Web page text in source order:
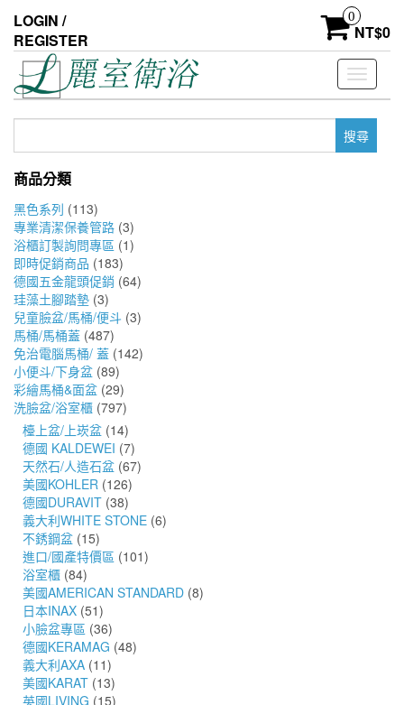
the
content
LOGIN /
REGISTER
0
NT$0
Toggle
鍵
商品分類
黑色系列 (113)
專業清潔保養管路 (3)
浴櫃訂製詢問專區 (1)
即時促銷商品 (183)
德國五金龍頭促銷 (64)
珪藻土腳踏墊 (3)
兒童臉盆/馬桶/便斗 (3)
馬桶/馬桶蓋 (487)
免治電腦馬桶/ 蓋 (142)
小便斗/下身盆 (89)
彩繪馬桶&面盆 (29)
洗臉盆/浴室櫃 (797)
檯上盆/上崁盆 (14)
德國 KALDEWEI (7)
天然石/人造石盆 (67)
美國KOHLER (126)
德國DURAVIT (38)
義大利WHITE STONE (6)
不銹鋼盆 (15)
進口/國產特價區 (101)
浴室櫃 (84)
美國AMERICAN STANDARD (8)
日本INAX (51)
小臉盆專區 (36)
德國KERAMAG (48)
義大利AXA (11)
美國KARAT (13)
英國LIVING (15)